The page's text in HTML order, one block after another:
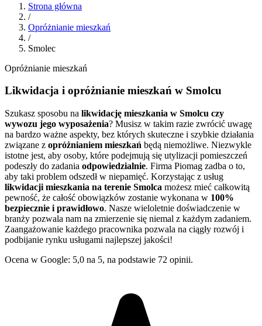
Strona główna
/
Opróżnianie mieszkań
/
Smolec
Opróżnianie mieszkań
Likwidacja i opróżnianie mieszkań w Smolcu
Szukasz sposobu na likwidację mieszkania w Smolcu czy
wywozu jego wyposażenia? Musisz w takim razie zwrócić uwagę
na bardzo ważne aspekty, bez których skuteczne i szybkie działania
związane z opróżnianiem mieszkań będą niemożliwe. Niezwykle
istotne jest, aby osoby, które podejmują się utylizacji pomieszczeń
podeszły do zadania odpowiedzialnie. Firma Piomag zadba o to,
aby taki problem odszedł w niepamięć. Korzystając z usług
likwidacji mieszkania na terenie Smolca możesz mieć całkowitą
pewność, że całość obowiązków zostanie wykonana w 100%
bezpiecznie i prawidłowo. Nasze wieloletnie doświadczenie w
branży pozwala nam na zmierzenie się niemal z każdym zadaniem.
Zaangażowanie każdego pracownika pozwala na ciągły rozwój i
podbijanie rynku usługami najlepszej jakości!
Ocena w Google: 5,0 na 5, na podstawie 72 opinii.